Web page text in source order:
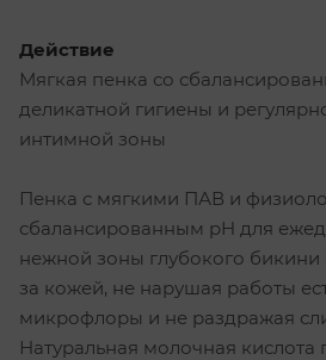
Действие
Мягкая пенка со
деликатной гигиены и
интимной зоны
Пенка с мягкими ПАВ и
сбалансированным pH для
нежной зоны глубокого
за кожей, не нарушая работы
микрофлоры и не раздражая
Натуральная молочная